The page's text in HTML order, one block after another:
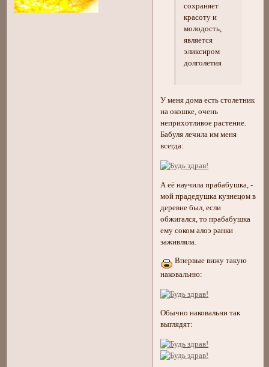
сохраняет
красоту и
молодость,
является
эликсиром
долголетия
У меня дома есть столетник
на окошке, очень
неприхотливое растение.
Бабуля лечила им меня
всегда:
А её научила прабабушка, -
мой прадедушка кузнецом в
деревне был, если
обжигался, то прабабушка
ему соком алоэ ранки
заживляла.
Впервые вижу такую
наковальню:
Обычно наковальни так
выглядят: